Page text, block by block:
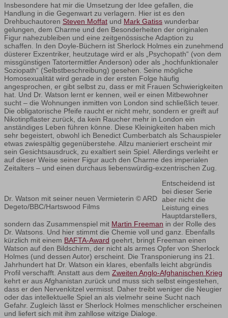
Insbesondere hat mir die Umsetzung der Idee gefallen, die
Handlung in die Gegenwart zu verlagern. Hier ist es den
Drehbuchautoren Steven Moffat und Mark Gatiss wunderbar
gelungen, dem Charme und den Besonderheiten der originalen
Figur nahezubleiben und eine zeitgenössische Adaption zu
schaffen. In den Doyle-Büchern ist Sherlock Holmes ein zunehmend
düsterer Exzentriker, heutzutage wird er als „Psychopath“ (von dem
missgünstigen Tatortermittler Anderson) oder als „hochfunktionaler
Soziopath“ (Selbstbeschreibung) gesehen. Seine mögliche
Homosexualität wird gerade in der ersten Folge häufig
angesprochen, er gibt selbst zu, dass er mit Frauen Schwierigkeiten
hat. Und Dr. Watson lernt er kennen, weil er einen Mitbewohner
sucht – die Wohnungen inmitten von London sind schließlich teuer.
Die obligatorische Pfeife raucht er nicht mehr, sondern er greift auf
Nikotinpflaster zurück, da kein Raucher mehr in London ein
anständiges Leben führen könne. Diese Kleinigkeiten haben mich
sehr begeistert, obwohl ich Benedict Cumberbatch als Schauspieler
etwas zwiespältig gegenüberstehe. Allzu manieriert erscheint mir
sein Gesichtsausdruck, zu exaltiert sein Spiel. Allerdings verleiht er
auf dieser Weise seiner Figur auch den Charme des imperialen
Zeitalters – und einen durchaus liebenswürdig-exzentrischen Zug.
Dr. Watson mit seiner neuen Vermieterin © ARD
Degeto/BBC/Hartswood Films
Entscheidend ist
bei dieser Serie
aber nicht die
Leistung eines
Hauptdarstellers,
sondern das Zusammenspiel mit Martin Freeman in der Rolle des
Dr. Watsons. Und hier stimmt die Chemie voll und ganz. Ebenfalls
kürzlich mit einem BAFTA-Award geehrt, bringt Freeman einen
Watson auf den Bildschirm, der nicht als armes Opfer von Sherlock
Holmes (und dessen Autor) erscheint. Die Transponierung ins 21.
Jahrhundert hat Dr. Watson ein klares, ebenfalls leicht abgründis
Profil verschafft. Anstatt aus dem Zweiten Anglo-Afghanischen Krieg
kehrt er aus Afghanistan zurück und muss sich selbst eingestehen,
dass er den Nervenkitzel vermisst. Daher treibt weniger die Neugier
oder das intellektuelle Spiel an als vielmehr seine Sucht nach
Gefahr. Zugleich lässt er Sherlock Holmes menschlicher erscheinen
und liefert sich mit ihm zahllose witzige Dialoge.